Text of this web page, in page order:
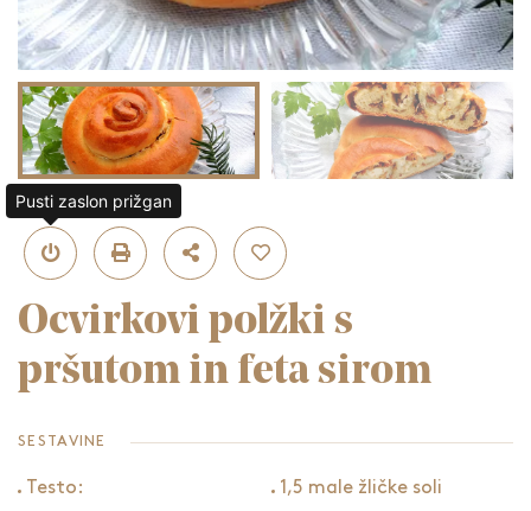
Ocvirkovi polžki s
pršutom in feta sirom
SESTAVINE
Testo:
1,5 male žličke soli
Pusti zaslon prižgan